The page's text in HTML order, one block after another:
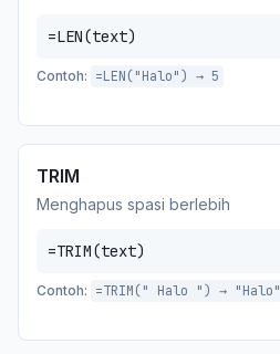
=LEN(text)
Contoh: =LEN("Halo") → 5
TRIM
Menghapus spasi berlebih
=TRIM(text)
Contoh: =TRIM(" Halo ") → "Halo"